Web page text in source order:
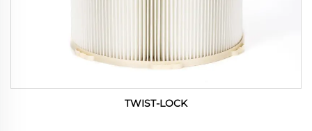
TWIST-LOCK